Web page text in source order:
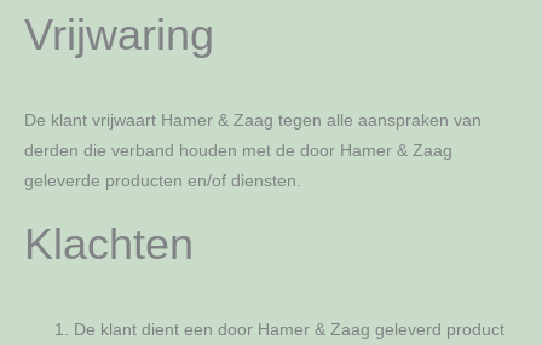
Vrijwaring
De klant vrijwaart Hamer & Zaag tegen alle aanspraken van
derden die verband houden met de door Hamer & Zaag
geleverde producten en/of diensten.
Klachten
De klant dient een door Hamer & Zaag geleverd product